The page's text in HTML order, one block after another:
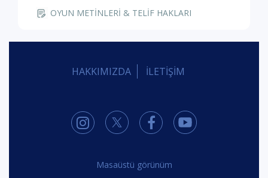
OYUN METİNLERİ & TELİF HAKLARI
HAKKIMIZDA İLETİŞİM
Masaüstü görünüm